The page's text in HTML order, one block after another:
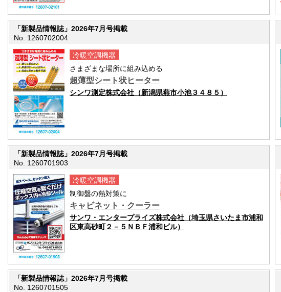
「新製品情報誌」2026年7月号掲載
No. 1260702004
冷暖空調機器
さまざまな場所に組み込める
超薄型シート状ヒーター
シンワ測定株式会社（新潟県燕市小池３４８５）
「新製品情報誌」2026年7月号掲載
No. 1260701903
冷暖空調機器
制御盤の熱対策に
キャビネット・クーラー
サンワ・エンタープライズ株式会社（埼玉県さいたま市浦和
区東高砂町２－５ＮＢＦ浦和ビル）
「新製品情報誌」2026年7月号掲載
No. 1260701505